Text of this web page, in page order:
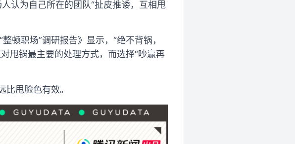
认为自己所在的团队“扯皮推诿，互相甩
顿职场”调研报告》显示，“绝不背锅，
甩锅最主要的处理方式，而选择“吵赢再
甩脸色有效。